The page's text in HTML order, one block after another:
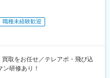
駅、亀戸水神駅、東千葉駅、高
栃木県)、木更津駅、北松戸駅、武
、松戸駅、東富岡駅、新鹿沼
宿郷駅、江曽島駅、笠間駅、下館
駅、南柏駅、明大前駅、塚原
職種未経験歓迎
取をお任せ／テレアポ・飛び込
研修あり！